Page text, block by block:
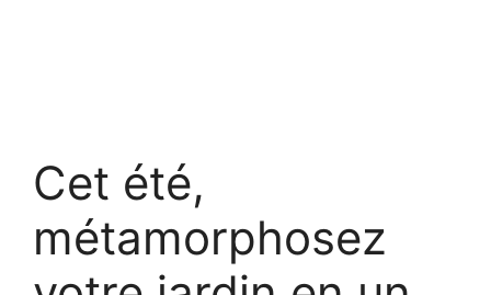
Cet été,
métamorphosez